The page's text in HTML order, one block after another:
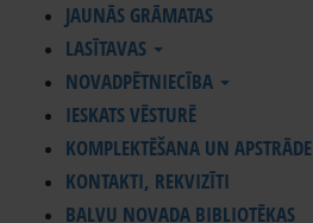
JAUNĀS GRĀMATAS
LASĪTAVAS
NOVADPĒTNIECĪBA
IESKATS VĒSTURĒ
KOMPLEKTĒŠANA UN APSTRĀDE
KONTAKTI, REKVIZĪTI
BALVU NOVADA BIBLIOTĒKAS